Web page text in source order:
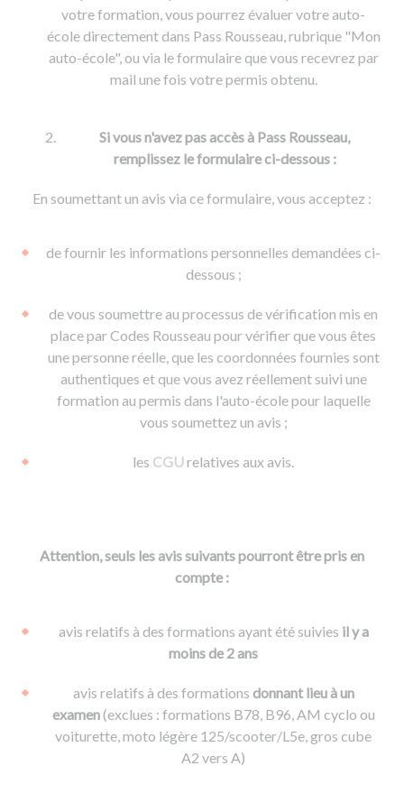
Voir tous les supports
Formation FCO
Formation CACES
Devenir enseignant de la conduite
Ressources
votre formation, vous pourrez évaluer votre auto-
école directement dans Pass Rousseau, rubrique "Mon
auto-école", ou via le formulaire que vous recevrez par
mail une fois votre permis obtenu.
Si vous n'avez pas accès à Pass Rousseau,
remplissez le formulaire ci-dessous :
En soumettant un avis via ce formulaire, vous acceptez :
de fournir les informations personnelles demandées ci-
dessous ;
de vous soumettre au processus de vérification mis en
place par Codes Rousseau pour vérifier que vous êtes
une personne réelle, que les coordonnées fournies sont
authentiques et que vous avez réellement suivi une
formation au permis dans l'auto-école pour laquelle
vous soumettez un avis ;
les CGUrelatives aux avis.
Attention, seuls les avis suivants pourront être pris en
compte :
avis relatifs à des formations ayant été suivies il y a
moins de 2 ans
avis relatifs à des formations donnant lieu à un
examen(exclues : formations B78, B96, AM cyclo ou
voiturette, moto légère 125/scooter/L5e, gros cube
A2 vers A)